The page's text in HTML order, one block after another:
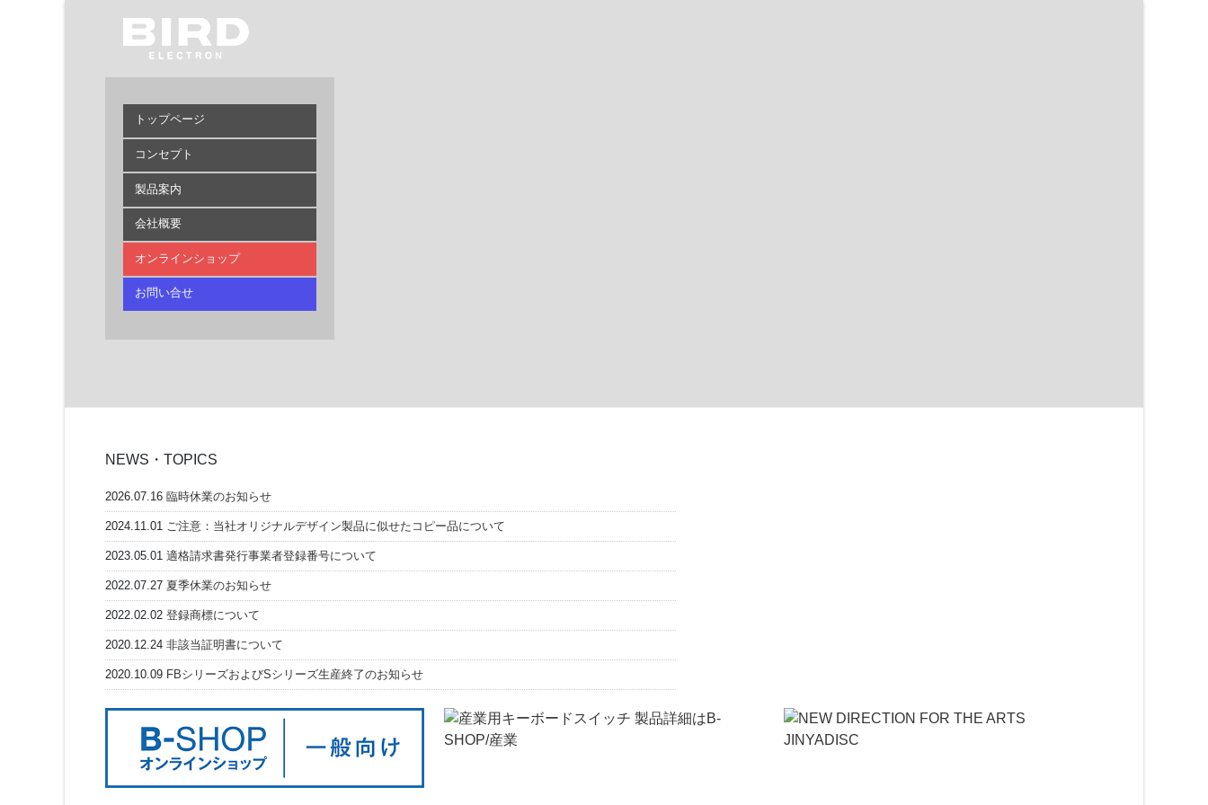
トップページ
コンセプト
製品案内
会社概要
オンラインショップ
お問い合せ
NEWS・TOPICS
2026.07.16 臨時休業のお知らせ
2024.11.01 ご注意：当社オリジナルデザイン製品に似せたコピー品について
2023.05.01 適格請求書発行事業者登録番号について
2022.07.27 夏季休業のお知らせ
2022.02.02 登録商標について
2020.12.24 非該当証明書について
2020.10.09 FBシリーズおよびSシリーズ生産終了のお知らせ